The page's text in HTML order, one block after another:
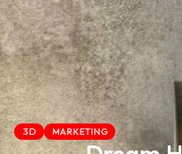
3D MARKETING